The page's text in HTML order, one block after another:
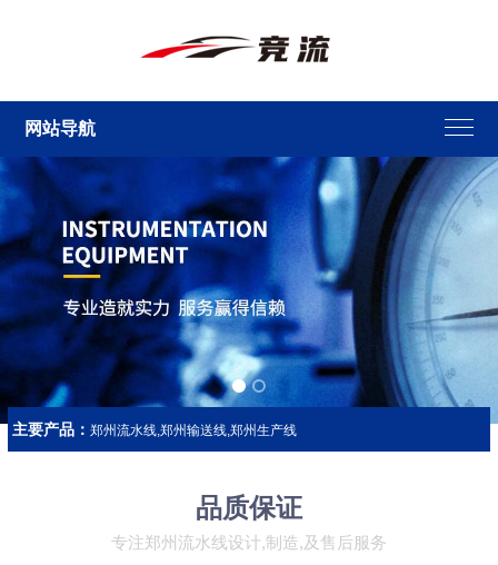
网站导航
主要产品：郑州流水线,郑州输送线,郑州生产线
品质保证
专注郑州流水线设计,制造,及售后服务